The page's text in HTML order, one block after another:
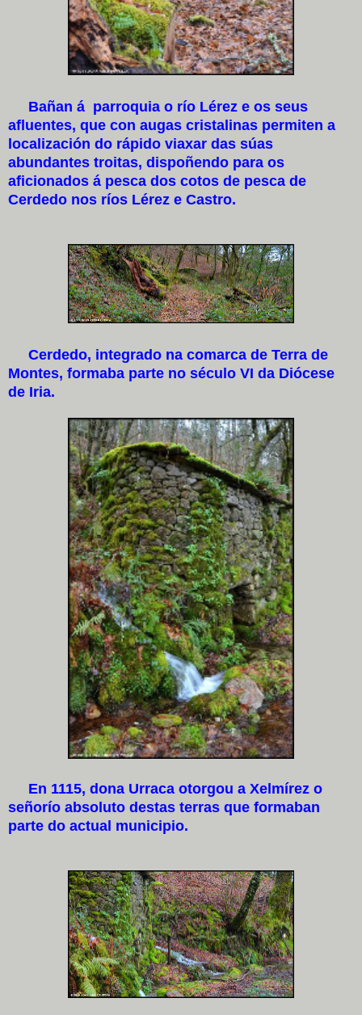
Bañan á parroquia o río Lérez e os seus
afluentes, que con augas cristalinas permiten a
localización do rápido viaxar das súas
abundantes troitas, dispoñendo para os
aficionados á pesca dos cotos de pesca de
Cerdedo nos ríos Lérez e Castro.
Cerdedo, integrado na comarca de Terra de
Montes, formaba parte no século VI da Diócese
de Iria.
En 1115, dona Urraca otorgou a Xelmírez o
señorío absoluto destas terras que formaban
parte do actual municipio.